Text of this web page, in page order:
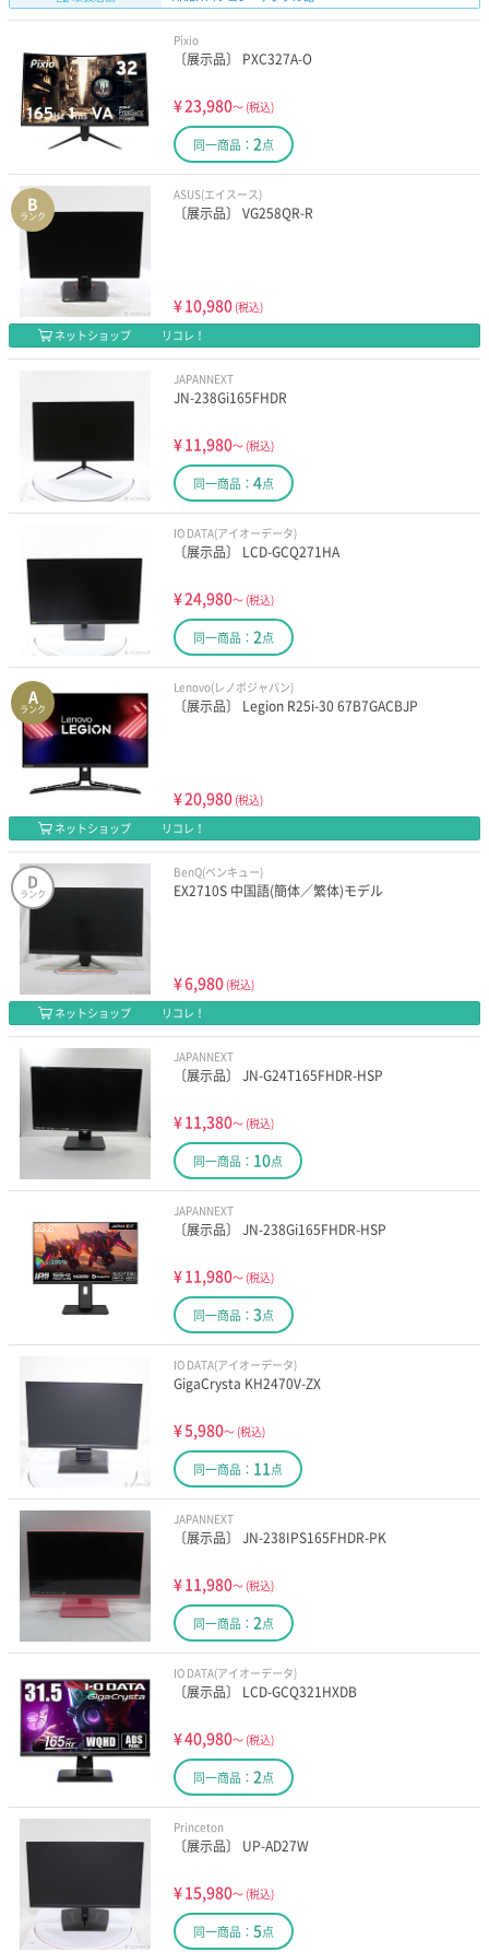
Pixio
〔展示品〕 PXC327A-O
¥23,980～ (税込)
同一商品： 2点
B
ランク
ASUS(エイスース)
〔展示品〕 VG258QR-R
¥10,980 (税込)
ネットショップ
リコレ！
JAPANNEXT
JN-238Gi165FHDR
¥11,980～ (税込)
同一商品： 4点
IO DATA(アイオーデータ)
〔展示品〕 LCD-GCQ271HA
¥24,980～ (税込)
同一商品： 2点
A
ランク
Lenovo(レノボジャパン)
〔展示品〕 Legion R25i-30 67B7GACBJP
¥20,980 (税込)
ネットショップ
リコレ！
D
ランク
BenQ(ベンキュー)
EX2710S 中国語(簡体／繁体)モデル
¥6,980 (税込)
ネットショップ
リコレ！
JAPANNEXT
〔展示品〕 JN-G24T165FHDR-HSP
¥11,380～ (税込)
同一商品： 10点
JAPANNEXT
〔展示品〕 JN-238Gi165FHDR-HSP
¥11,980～ (税込)
同一商品： 3点
IO DATA(アイオーデータ)
GigaCrysta KH2470V-ZX
¥5,980～ (税込)
同一商品： 11点
JAPANNEXT
〔展示品〕 JN-238IPS165FHDR-PK
¥11,980～ (税込)
同一商品： 2点
IO DATA(アイオーデータ)
〔展示品〕 LCD-GCQ321HXDB
¥40,980～ (税込)
同一商品： 2点
Princeton
〔展示品〕 UP-AD27W
¥15,980～ (税込)
同一商品： 5点